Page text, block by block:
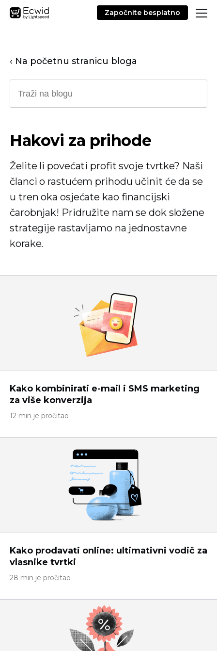
Započnite besplatno
‹ Na početnu stranicu bloga
Hakovi za prihode
Želite li povećati profit svoje tvrtke? Naši
članci o rastućem prihodu učinit će da se
u tren oka osjećate kao financijski
čarobnjak! Pridružite nam se dok složene
strategije rastavljamo na jednostavne
korake.
Kako kombinirati e-mail i SMS marketing
za više konverzija
12 min je pročitao
Kako prodavati online: ultimativni vodič za
vlasnike tvrtki
28 min je pročitao